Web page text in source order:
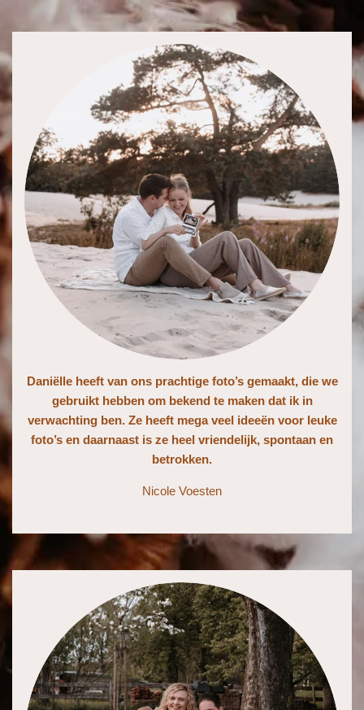
Daniëlle heeft van ons prachtige foto’s gemaakt, die we
gebruikt hebben om bekend te maken dat ik in
verwachting ben. Ze heeft mega veel ideeën voor leuke
foto’s en daarnaast is ze heel vriendelijk, spontaan en
betrokken.
Nicole Voesten